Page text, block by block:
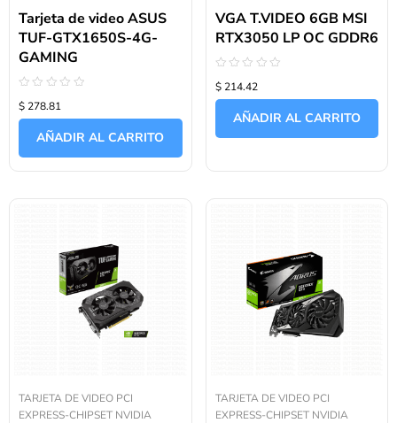
Tarjeta de video ASUS
TUF-GTX1650S-4G-
GAMING
con
0
$ 278.81
AÑADIR AL CARRITO
VGA T.VIDEO 6GB MSI
RTX3050 LP OC GDDR6
con
0
$ 214.42
AÑADIR AL CARRITO
TARJETA DE VIDEO PCI
EXPRESS-CHIPSET NVIDIA
TARJETA DE VIDEO PCI
EXPRESS-CHIPSET NVIDIA